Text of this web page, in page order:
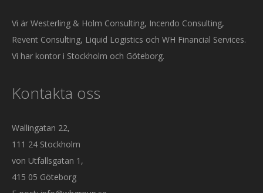
Vi är Westerling & Holm Consulting, Incendo Consulting,
Revent Consulting, Liquid Logistics och WH Financial Services.
Vi har kontor i Stockholm och Göteborg.
Kontakta oss
Wallingatan 22,
111 24 Stockholm
von Utfallsgatan 1,
415 05 Göteborg